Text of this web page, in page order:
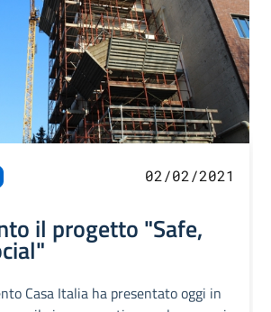
02/02/2021
il progetto "Safe,
Casa Italia ha presentato oggi in